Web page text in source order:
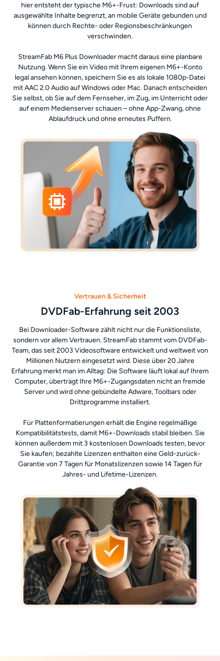
hier entsteht der typische M6+-Frust: Downloads sind auf
ausgewählte Inhalte begrenzt, an mobile Geräte gebunden und
können durch Rechte- oder Regionsbeschränkungen
verschwinden.
StreamFab M6 Plus Downloader macht daraus eine planbare
Nutzung. Wenn Sie ein Video mit Ihrem eigenen M6+-Konto
legal ansehen können, speichern Sie es als lokale 1080p-Datei
mit AAC 2.0 Audio auf Windows oder Mac. Danach entscheiden
Sie selbst, ob Sie auf dem Fernseher, im Zug, im Unterricht oder
auf einem Medienserver schauen – ohne App-Zwang, ohne
Ablaufdruck und ohne erneutes Puffern.
Vertrauen & Sicherheit
DVDFab-Erfahrung seit 2003
Bei Downloader-Software zählt nicht nur die Funktionsliste,
sondern vor allem Vertrauen. StreamFab stammt vom DVDFab-
Team, das seit 2003 Videosoftware entwickelt und weltweit von
Millionen Nutzern eingesetzt wird. Diese über 20 Jahre
Erfahrung merkt man im Alltag: Die Software läuft lokal auf Ihrem
Computer, überträgt Ihre M6+-Zugangsdaten nicht an fremde
Server und wird ohne gebündelte Adware, Toolbars oder
Drittprogramme installiert.
Für Plattenformatierungen erhält die Engine regelmäßige
Kompatibilitätstests, damit M6+-Downloads stabil bleiben. Sie
können außerdem mit 3 kostenlosen Downloads testen, bevor
Sie kaufen; bezahlte Lizenzen enthalten eine Geld-zurück-
Garantie von 7 Tagen für Monatslizenzen sowie 14 Tagen für
Jahres- und Lifetime-Lizenzen.